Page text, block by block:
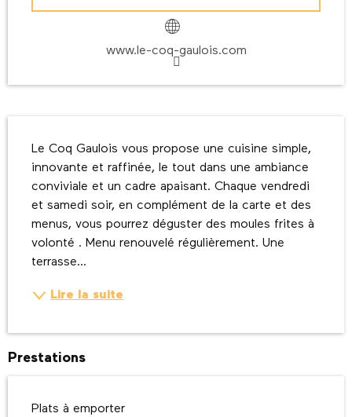
www.le-coq-gaulois.com
Le Coq Gaulois vous propose une cuisine simple,
innovante et raffinée, le tout dans une ambiance
conviviale et un cadre apaisant. Chaque vendredi
et samedi soir, en complément de la carte et des
menus, vous pourrez déguster des moules frites à
volonté . Menu renouvelé régulièrement. Une
terrasse...
Lire la suite
Prestations
Plats à emporter